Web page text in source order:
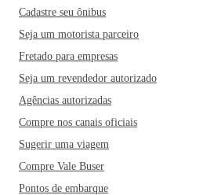
Cadastre seu ônibus
Seja um motorista parceiro
Fretado para empresas
Seja um revendedor autorizado
Agências autorizadas
Compre nos canais oficiais
Sugerir uma viagem
Compre Vale Buser
Pontos de embarque